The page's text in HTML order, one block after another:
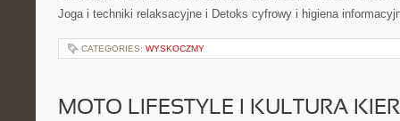
Joga i techniki relaksacyjne i Detoks cyfrowy i higiena
CATEGORIES: WYSKOCZMY
MOTO LIFESTYLE I KULTURA